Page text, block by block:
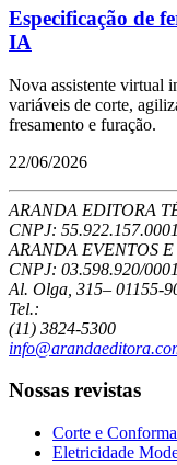
Especificação de
IA
Nova assistente virtual
variáveis de corte,
fresamento e furação.
22/06/2026
ARANDA EDITORA
CNPJ:
ARANDA EVENTOS E
CNPJ: 03.598.920/
Al. Olga, 315– 01155-
Tel.:
(11) 3824-5300
Nossas revistas
Corte e
Eletricidade